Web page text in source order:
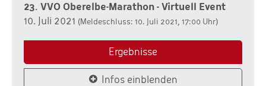
23. VVO Oberelbe-Marathon - Virtuell Event
10. Juli 2021 (Meldeschluss: 10. Juli 2021, 17:00 Uhr)
Ergebnisse
Infos einblenden